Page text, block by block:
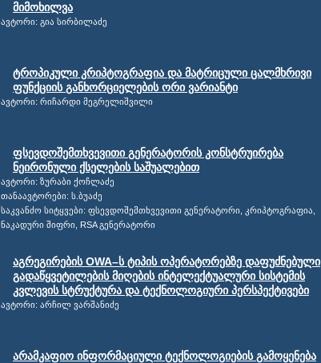
მიმოხილვა
ავტორი: გია სირბილაძე
ტროპიკული კრიპტოგრაფია და მატრიცული ცალმხრივი
ფუნქციის განხორციელების ორი ვარიანტი
ავტორი: რიჩარდი მეგრელიშვილი
ფსევდოშემთხვევითი გენერატორის კონსტრუირება
ნეირონული ქსელების საშუალებით
ავტორი: ზურაბი ქოჩლაძე
თანაავტორები: ს.ბუაძე
საკვანძო სიტყვები: ფსევდოშემთხვევითი გენერატორი, კრიპტოგრაფია,
ნაკადური შიფრი, RSA გენერატორი
აგრეგირების OWA–ს ტიპის ოპერატორებზე დაფუძნებული
გადაწყვეტილების მიღების ინტელექტუალური სისტემის
კვლევის სტრუქტურა და ტექნოლოგიური პერსპექტივები
ავტორი: არჩილ ვარშანიძე
არამკაფიო ინფორმაციული ტექნოლოგიების გამოყენება